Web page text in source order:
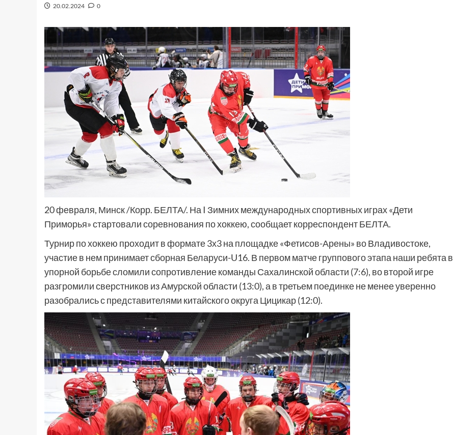
20.02.2024 0
20 февраля, Минск /Корр. БЕЛТА/. На I Зимних международных спортивных играх «Дети
Приморья» стартовали соревнования по хоккею, сообщает корреспондент БЕЛТА.
Турнир по хоккею проходит в формате 3х3 на площадке «Фетисов-Арены» во Владивостоке,
участие в нем принимает сборная Беларуси-U16. В первом матче группового этапа наши ребята в
упорной борьбе сломили сопротивление команды Сахалинской области (7:6), во второй игре
разгромили сверстников из Амурской области (13:0), а в третьем поединке не менее уверенно
разобрались с представителями китайского округа Цицикар (12:0).